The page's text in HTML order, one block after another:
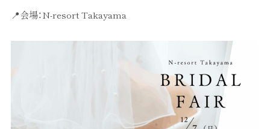
📍会場：N-resort Takayama